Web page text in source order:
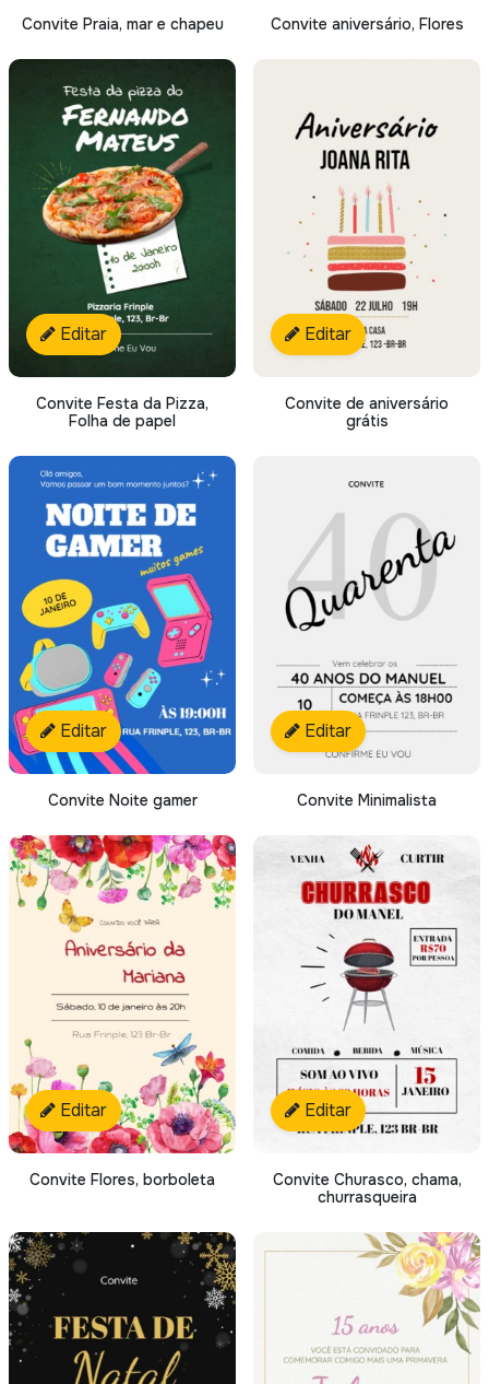
Convite Praia, mar e chapeu Convite aniversário, Flores
Editar
Convite Festa da Pizza,
Folha de papel
Editar
Convite de aniversário
grátis
Editar
Convite Noite gamer
Editar
Convite Minimalista
Editar
Convite Flores, borboleta
Editar
Convite Churasco, chama,
churrasqueira